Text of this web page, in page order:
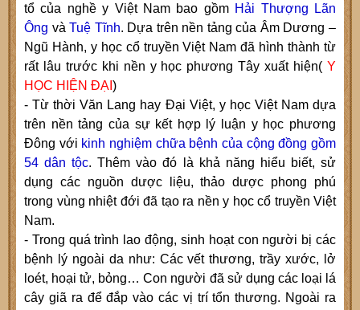
tổ của nghề y Việt Nam bao gồm Hải Thượng Lãn
Ông vàTuệ Tĩnh. Dựa trên nền tảng của Âm Dương –
Ngũ Hành, y học cổ truyền Việt Nam đã hình thành từ
rất lâu trước khi nền y học phương Tây xuất hiện( Y
HỌC HIỆN ĐẠI )
- Từ thời Văn Lang hay Ðại Việt, y học Việt Nam dựa
trên nền tảng của sự kết hợp lý luận y học phương
Ðông với kinh nghiệm chữa bệnh của cộng đồng gồm
54 dân tộc. Thêm vào đó là khả năng hiểu biết, sử
dụng các nguồn dược liệu, thảo dược phong phú
trong vùng nhiệt đới đã tạo ra nền y học cổ truyền Việt
Nam.
- Trong quá trình lao động, sinh hoạt con người bị các
bệnh lý ngoài da như: Các vết thương, trầy xước, lở
loét, hoại tử, bỏng… Con người đã sử dụng các loại lá
cây giã ra để đắp vào các vị trí tổn thương. Ngoài ra